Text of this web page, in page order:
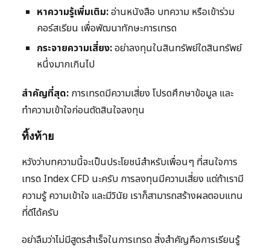
หาความรู้เพิ่มเติม:อ่านหนังสือ บทความ หรือเข้าร่วม
คอร์สเรียน เพื่อพัฒนาทักษะการเทรด
กระจายความเสี่ยง:อย่าลงทุนในสินทรัพย์ใดสินทรัพย์
หนึ่งมากเกินไป
สำคัญที่สุด: การเทรดมีความเสี่ยง โปรดศึกษาข้อมูล และ
ทำความเข้าใจก่อนตัดสินใจลงทุน
ทิ้งท้าย
หวังว่าบทความนี้จะเป็นประโยชน์สำหรับเพื่อนๆ ที่สนใจการ
เทรด Index CFD นะครับ การลงทุนมีความเสี่ยง แต่ถ้าเรามี
ความรู้ ความเข้าใจ และมีวินัย เราก็สามารถสร้างผลตอบแทน
ที่ดีได้ครับ
อย่าลืมว่าไม่มีสูตรสำเร็จในการเทรด สิ่งสำคัญคือการเรียนรู้